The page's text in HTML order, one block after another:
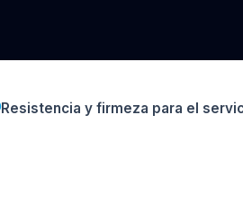
Resistencia y firmeza para el